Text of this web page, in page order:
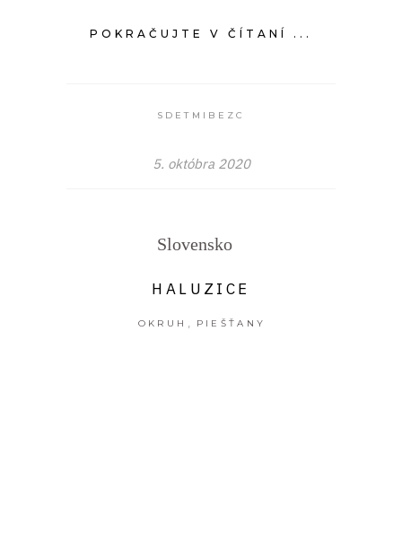
POKRAČUJTE V ČÍTANÍ ...
SDETMIBEZC
5. októbra 2020
Slovensko
HALUZICE
OKRUH , PIEŠŤANY